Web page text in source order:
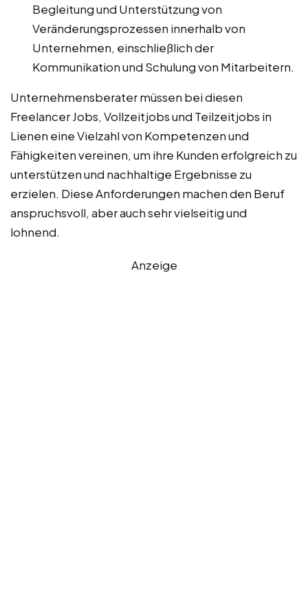
Begleitung und Unterstützung von
Veränderungsprozessen innerhalb von
Unternehmen, einschließlich der
Kommunikation und Schulung von Mitarbeitern.
Unternehmensberater müssen bei diesen
Freelancer Jobs, Vollzeitjobs und Teilzeitjobs in
Lienen eine Vielzahl von Kompetenzen und
Fähigkeiten vereinen, um ihre Kunden erfolgreich zu
unterstützen und nachhaltige Ergebnisse zu
erzielen. Diese Anforderungen machen den Beruf
anspruchsvoll, aber auch sehr vielseitig und
lohnend.
Anzeige